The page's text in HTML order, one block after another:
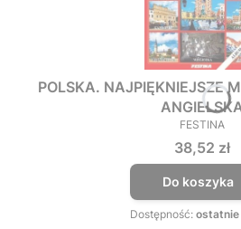
POLSKA. NAJPIĘKNIEJSZE
FESTINA
Cena
38,52 zł
Do koszyka
Dostępność: